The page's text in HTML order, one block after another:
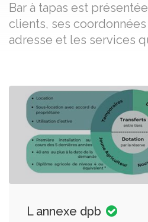
Bar à tapas est
clients, ses
adresse et les services
L annexe dpb